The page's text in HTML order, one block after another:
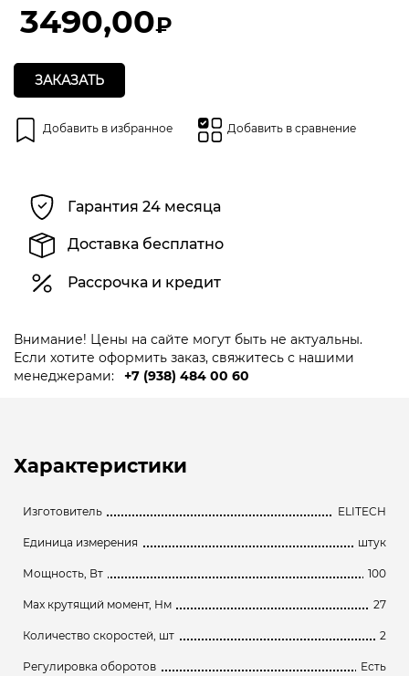
3490,00₽
ЗАКАЗАТЬ
Добавить в избранное Добавить в сравнение
Гарантия 24 месяца
Доставка бесплатно
Рассрочка и кредит
Внимание! Цены на сайте могут быть не актуальны.
Если хотите оформить заказ, свяжитесь с нашими
менеджерами:
+7 (938) 484 00 60
Характеристики
Изготовитель ELITECH
Единица измерения штук
Мощность, Вт 100
Max крутящий момент, Нм 27
Количество скоростей, шт 2
Регулировка оборотов Есть